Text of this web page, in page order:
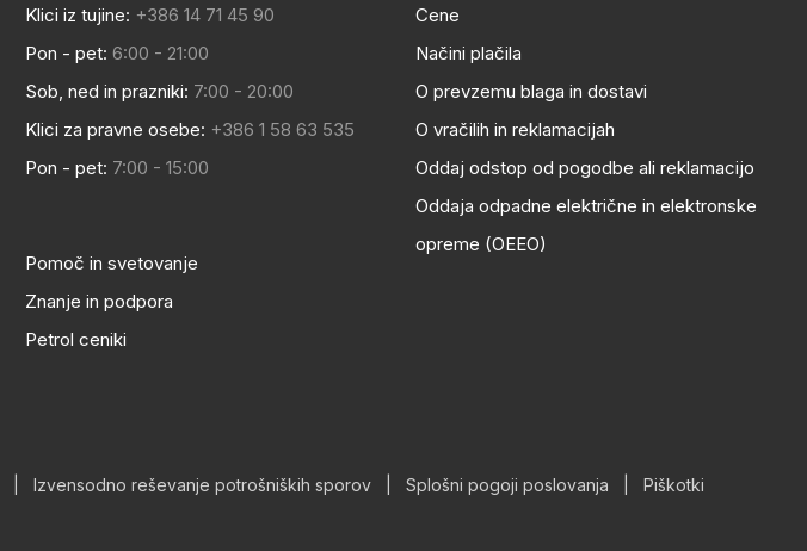
Klici iz tujine: +386 14 71 45 90
Pon - pet: 6:00 - 21:00
Sob, ned in prazniki: 7:00 - 20:00
Klici za pravne osebe: +386 1 58 63 535
Pon - pet: 7:00 - 15:00
Pomoč in svetovanje
Znanje in podpora
Petrol ceniki
Cene
Načini plačila
O prevzemu blaga in dostavi
O vračilih in reklamacijah
Oddaj odstop od pogodbe ali reklamacijo
Oddaja odpadne električne in elektronske
opreme (OEEO)
Izvensodno reševanje potrošniških sporov Splošni pogoji poslovanja
Piškotki